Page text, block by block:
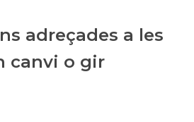
adreçades a les
canvi o gir